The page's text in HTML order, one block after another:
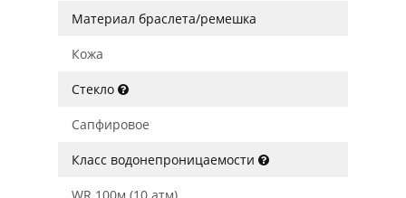
Материал браслета/ремешка
Кожа
Стекло
Сапфировое
Класс водонепроницаемости